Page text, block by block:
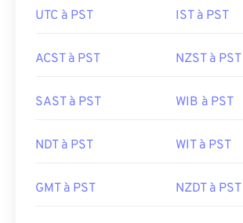
UTC à PST IST à PST
ACST à PST NZST à PST
SAST à PST WIB à PST
NDT à PST WIT à PST
GMT à PST NZDT à PST